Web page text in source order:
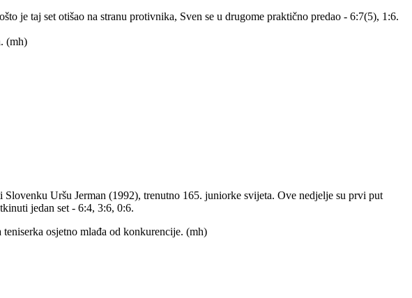
je taj set otišao na stranu protivnika, Sven se u drugome praktično predao - 6:7(5), 1:6.
(mh)
Uršu Jerman (1992), trenutno 165. juniorke svijeta. Ove nedjelje su prvi put
jedan set - 6:4, 3:6, 0:6.
osjetno mlađa od konkurencije. (mh)